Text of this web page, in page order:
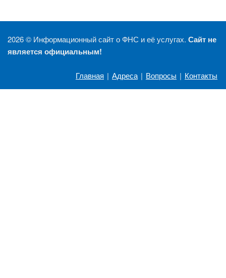
2026 © Информационный сайт о ФНС и её услугах. Сайт не
является официальным!
Главная | Адреса | Вопросы | Контакты